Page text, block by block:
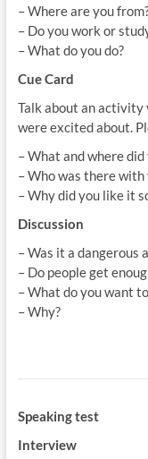
– Where are you
– Do you work or
– What do you do?
Cue Card
Talk about an activity
were excited about.
– What and where did
– Who was there with
– Why did you like it
Discussion
– Was it a dangerous
– Do people get
– What do you want
– Why?
Speaking test
Interview